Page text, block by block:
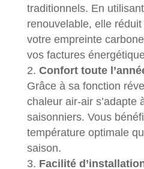
traditionnels. En
renouvelable, elle
votre empreinte
vos factures
Confort toute
Grâce à sa fonction
chaleur air-air s’adapte
saisonniers. Vous
température optimale
saison.
Facilité